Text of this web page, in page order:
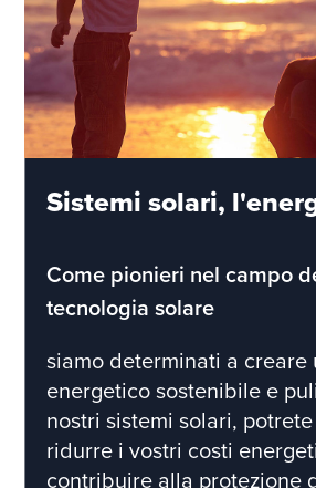
Sistemi solari,
Come pionieri nel campo
tecnologia solare
siamo determinati a creare
energetico sostenibile e
nostri sistemi solari,
ridurre i vostri costi
contribuire alla protezione